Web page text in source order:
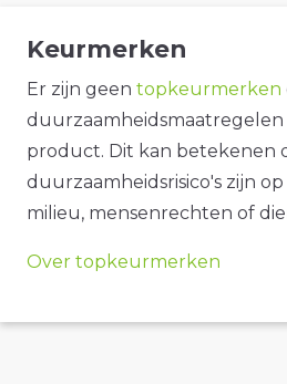
Keurmerken
Er zijn geen topkeurmerken
product. Dit kan betekenen
duurzaamheidsrisico's zijn
milieu, mensenrechten of
Over topkeurmerken